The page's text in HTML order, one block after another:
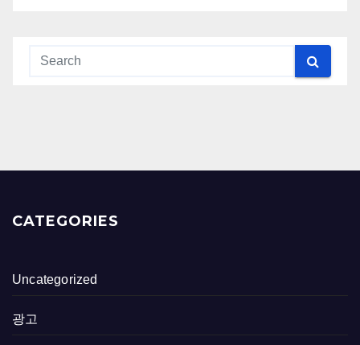
CATEGORIES
Uncategorized
광고